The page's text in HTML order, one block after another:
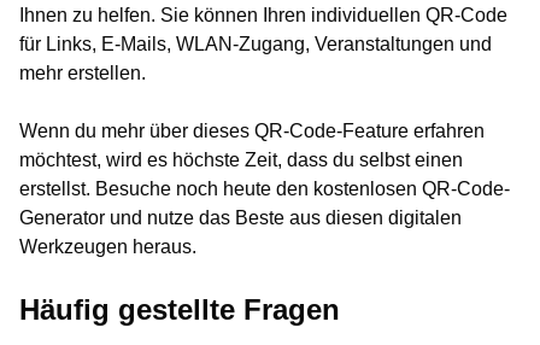
Ihnen zu helfen. Sie können Ihren individuellen QR-Code
für Links, E-Mails, WLAN-Zugang, Veranstaltungen und
mehr erstellen.
Wenn du mehr über dieses QR-Code-Feature erfahren
möchtest, wird es höchste Zeit, dass du selbst einen
erstellst. Besuche noch heute den kostenlosen QR-Code-
Generator und nutze das Beste aus diesen digitalen
Werkzeugen heraus.
Häufig gestellte Fragen